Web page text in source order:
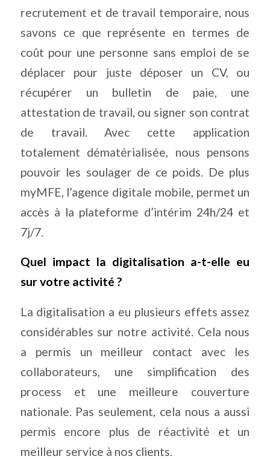
recrutement et de travail temporaire, nous
savons ce que représente en termes de
coût pour une personne sans emploi de se
déplacer pour juste déposer un CV, ou
récupérer un bulletin de paie, une
attestation de travail, ou signer son contrat
de travail. Avec cette application
totalement dématérialisée, nous pensons
pouvoir les soulager de ce poids. De plus
myMFE, l’agence digitale mobile, permet un
accès à la plateforme d’intérim 24h/24 et
7j/7.
Quel impact la digitalisation a-t-elle eu
sur votre activité ?
La digitalisation a eu plusieurs effets assez
considérables sur notre activité. Cela nous
a permis un meilleur contact avec les
collaborateurs, une simplification des
process et une meilleure couverture
nationale. Pas seulement, cela nous a aussi
permis encore plus de réactivité et un
meilleur service à nos clients.